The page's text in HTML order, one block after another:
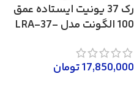
رک 37 یونیت ایستاده عمق
100 الگونت مدل LRA-37-
17,850,000تومان